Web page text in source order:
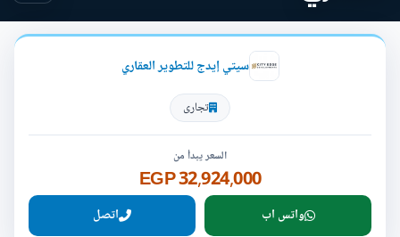
سيتي إيدج للتطوير العقاري
تجارى
السعر يبدأ من
32,924,000 EGP
واتس اب اتصل